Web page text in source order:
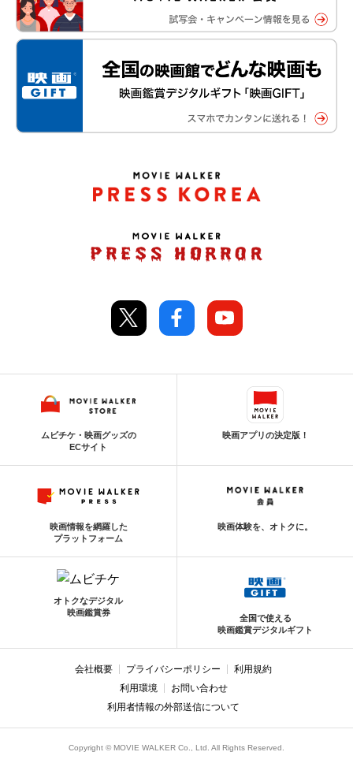
ムビチケ・映画グッズの
ECサイト
映画アプリの決定版！
映画情報を網羅した
プラットフォーム
映画体験を、オトクに。
オトクなデジタル
映画鑑賞券
全国で使える
映画鑑賞デジタルギフト
会社概要 プライバシーポリシー
利用規約
利用環境
お問い合わせ
利用者情報の外部送信について
Copyright © MOVIE WALKER Co., Ltd. All Rights Reserved.